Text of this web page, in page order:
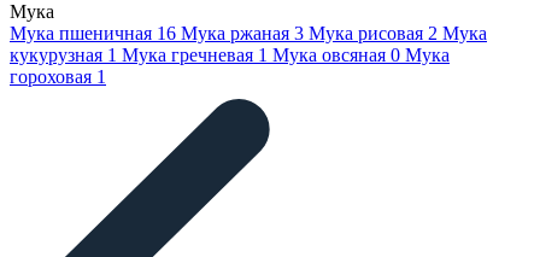
Мука
Мука пшеничная 16 Мука ржаная 3 Мука рисовая 2 Мука
кукурузная 1 Мука гречневая 1 Мука овсяная 0 Мука
гороховая 1